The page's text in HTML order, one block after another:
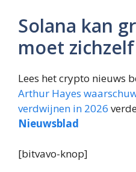
Solana kan
moet
Lees het crypto nieuws
Arthur Hayes
verdwijnen in 2026
Nieuwsblad
[bitvavo-knop]